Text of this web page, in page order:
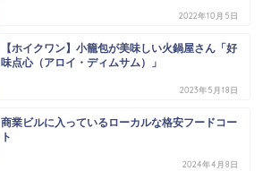
2022年10月5日
【ホイクワン】小籠包が美味しい火鍋屋さん「好
味点心（アロイ・ディムサム）」
2023年5月18日
商業ビルに入っているローカルな格安フードコー
ト
2024年4月8日